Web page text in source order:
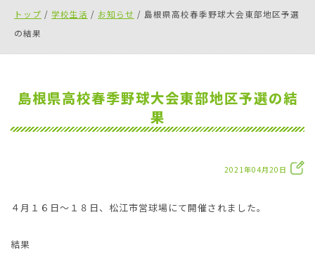
現
在
の
置：
トップ / 学校生活 / お知らせ / 島根県高校春季野球大会東部地区予選
の結果
島根県高校春季野球大会東部地区予選の結
果
2021年04月20日
４月１６日～１８日、松江市営球場にて開催されました。
結果